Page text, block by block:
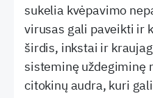
sukelia kvėpavimo
virusas gali paveikti ir
širdis, inkstai ir
sisteminę uždegiminę
citokinų audra, kuri